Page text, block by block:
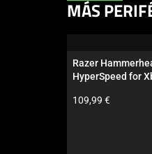
This
carousel.
Use
and
MÁS
Razer
HyperSpeed for
Precio del producto:
109,99 €